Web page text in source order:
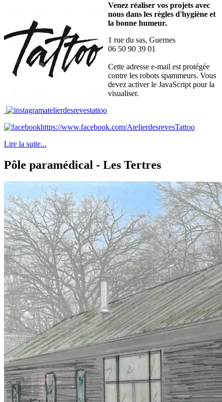
Venez réaliser vos projets avec
nous dans les règles d'hygiène et
la bonne humeur.
1 rue du sas, Guernes
06 50 90 39 01
Cette adresse e-mail est protégée
contre les robots spammeurs. Vous
devez activer le JavaScript pour la
visualiser.
atelierdesrevestattoo
https://www.facebook.com/AtelierdesrevesTattoo
Lire la suite...
Pôle paramédical - Les Tertres